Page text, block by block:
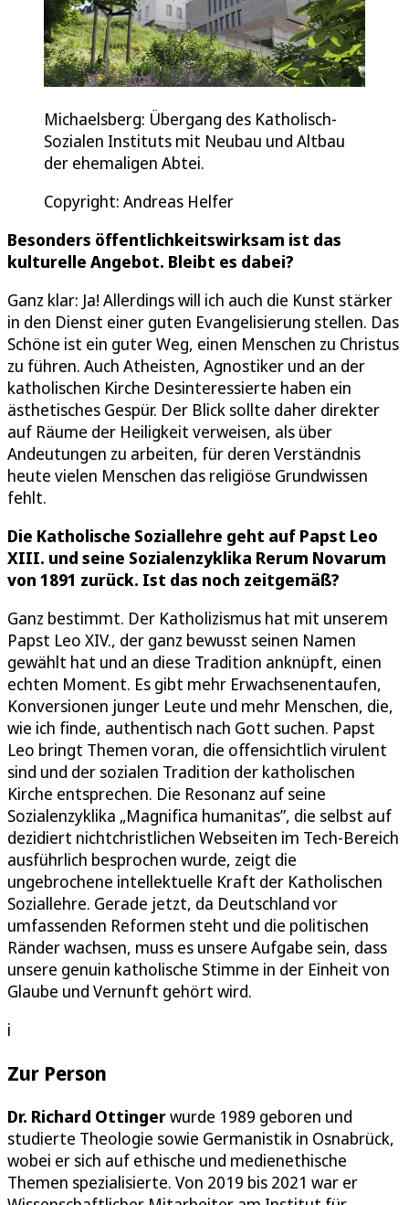
Michaelsberg: Übergang des Katholisch-
Sozialen Instituts mit Neubau und Altbau
der ehemaligen Abtei.
Copyright: Andreas Helfer
Besonders öffentlichkeitswirksam ist das
kulturelle Angebot. Bleibt es dabei?
Ganz klar: Ja! Allerdings will ich auch die Kunst stärker
in den Dienst einer guten Evangelisierung stellen. Das
Schöne ist ein guter Weg, einen Menschen zu Christus
zu führen. Auch Atheisten, Agnostiker und an der
katholischen Kirche Desinteressierte haben ein
ästhetisches Gespür. Der Blick sollte daher direkter
auf Räume der Heiligkeit verweisen, als über
Andeutungen zu arbeiten, für deren Verständnis
heute vielen Menschen das religiöse Grundwissen
fehlt.
Die Katholische Soziallehre geht auf Papst Leo
XIII. und seine Sozialenzyklika Rerum Novarum
von 1891 zurück. Ist das noch zeitgemäß?
Ganz bestimmt. Der Katholizismus hat mit unserem
Papst Leo XIV., der ganz bewusst seinen Namen
gewählt hat und an diese Tradition anknüpft, einen
echten Moment. Es gibt mehr Erwachsenentaufen,
Konversionen junger Leute und mehr Menschen, die,
wie ich finde, authentisch nach Gott suchen. Papst
Leo bringt Themen voran, die offensichtlich virulent
sind und der sozialen Tradition der katholischen
Kirche entsprechen. Die Resonanz auf seine
Sozialenzyklika „Magnifica humanitas”, die selbst auf
dezidiert nichtchristlichen Webseiten im Tech-Bereich
ausführlich besprochen wurde, zeigt die
ungebrochene intellektuelle Kraft der Katholischen
Soziallehre. Gerade jetzt, da Deutschland vor
umfassenden Reformen steht und die politischen
Ränder wachsen, muss es unsere Aufgabe sein, dass
unsere genuin katholische Stimme in der Einheit von
Glaube und Vernunft gehört wird.
i
Zur Person
Dr. Richard Ottingerwurde 1989 geboren und
studierte Theologie sowie Germanistik in Osnabrück,
wobei er sich auf ethische und medienethische
Themen spezialisierte. Von 2019 bis 2021 war er